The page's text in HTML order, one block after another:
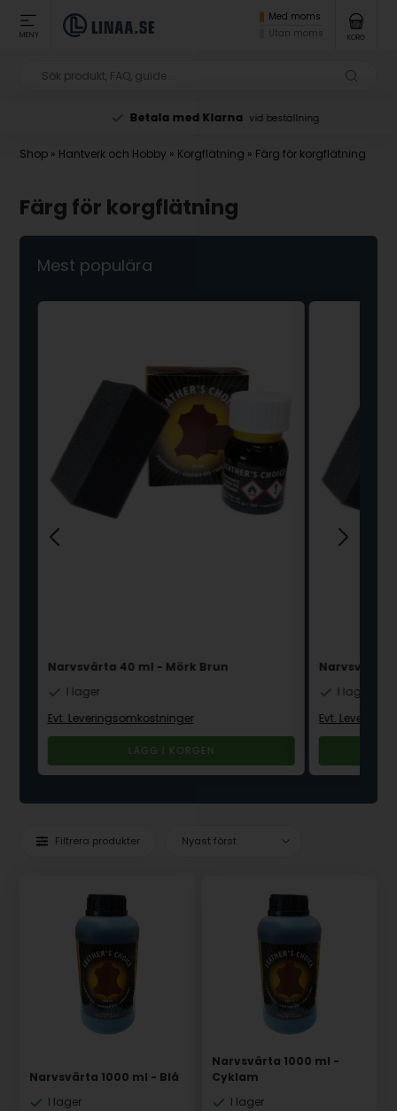
MENY
Med moms
Utan moms
KORG
Betala med Klarna vid beställning
Shop » Hantverk och Hobby » Korgflätning » Färg för korgflätning
Färg för korgflätning
Mest populära
Narvsvärta 40 ml - Mörk Brun
I lager
Evt. Leveringsomkostninger
Narvsvärta
I lager
Evt.
Filtrera produkter
Narvsvärta 1000 ml - Blå
I lager
Narvsvärta 1000 ml -
Cyklam
I lager